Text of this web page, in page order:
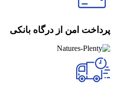
پرداخت امن از درگاه بانکی